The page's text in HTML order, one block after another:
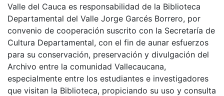
Valle del Cauca es responsabilidad de la Biblioteca
Departamental del Valle Jorge Garcés Borrero, por
convenio de cooperación suscrito con la Secretaría de
Cultura Departamental, con el fin de aunar esfuerzos
para su conservación, preservación y divulgación del
Archivo entre la comunidad Vallecaucana,
especialmente entre los estudiantes e investigadores
que visitan la Biblioteca, propiciando su uso y consulta